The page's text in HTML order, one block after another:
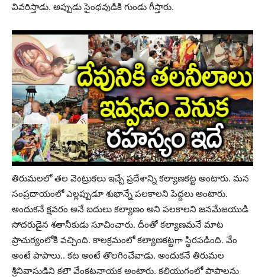
వివరిస్తాడు. అప్పుడు సైంధవుడికి గుండు గీస్తారు.
తిరుమలలో తల వెంట్రుకలు ఇచ్చే ప్రదేశాన్ని కల్యాణకట్ట అంటారు. మన
సంప్రదాయంలో ఎల్లప్పుడూ శుభాన్నే పలకాలని పెద్దలు అంటారు.
అందుకనే క్షవరం అనే బదులు కల్యాణం అని పలకాలని జనమేజయుడి
సోదరుడైన శతానీకుడు సూచించారు. దీంతో కల్యాణమనే మాట
ప్రాచుర్యంలోకి వచ్చింది. కాలక్రమంలో కల్యాణకట్టగా స్థిరపడింది. వేం
అంటే పాపాలు.. కట అంటే తొలగించేవాడు. అందుకనే తిరుమల
శ్రీనివాసుడిని కలౌ వేంకటనాయక అంటారు. కలియుగంలో పాపాలను